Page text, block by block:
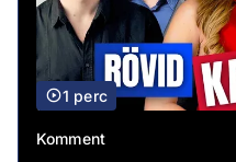
1 perc
Komment